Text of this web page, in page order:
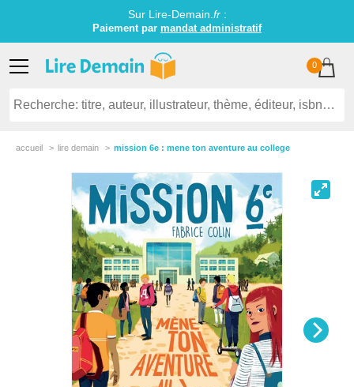
Sur Lire-Demain. fr:
Paiement par mandat administratif
0
accueil lire demain mission 6e : mene ton aventure au college